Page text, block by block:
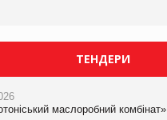
ТЕНДЕРИ
маслоробний комбінат»